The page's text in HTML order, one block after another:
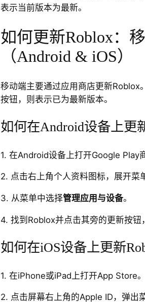
表示当前版本为最新。
如何更新Roblox：
（Android & iOS）
移动端主要通过应用商店更新Roblox
按钮，则表示已为最新版本。
如何在Android设备上更
1. 在Android设备上打开Google Play
2. 点击右上角个人资料图标，展开菜
3. 从菜单中选择管理应用与设备。
4. 找到Roblox并点击其旁的更新按钮
如何在iOS设备上更新
1. 在iPhone或iPad上打开App Store。
2. 点击屏幕右上角的Apple ID，弹出菜